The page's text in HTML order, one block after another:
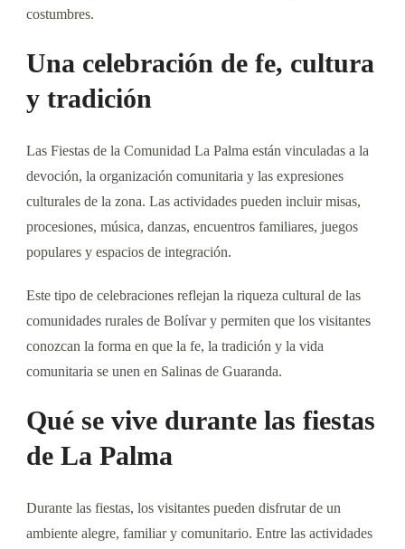
costumbres.
Una celebración de fe, cultura
y tradición
Las Fiestas de la Comunidad La Palma están vinculadas a la
devoción, la organización comunitaria y las expresiones
culturales de la zona. Las actividades pueden incluir misas,
procesiones, música, danzas, encuentros familiares, juegos
populares y espacios de integración.
Este tipo de celebraciones reflejan la riqueza cultural de las
comunidades rurales de Bolívar y permiten que los visitantes
conozcan la forma en que la fe, la tradición y la vida
comunitaria se unen en Salinas de Guaranda.
Qué se vive durante las fiestas
de La Palma
Durante las fiestas, los visitantes pueden disfrutar de un
ambiente alegre, familiar y comunitario. Entre las actividades